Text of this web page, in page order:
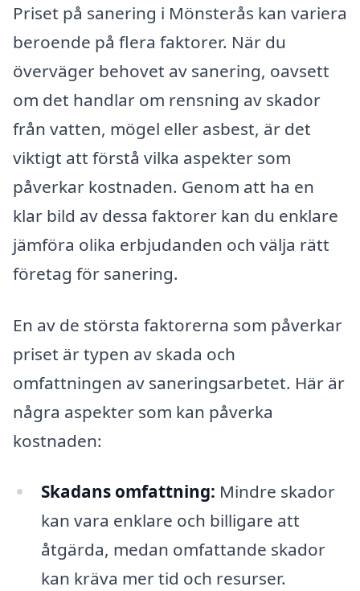
Priset på sanering i Mönsterås kan variera
beroende på flera faktorer. När du
överväger behovet av sanering, oavsett
om det handlar om rensning av skador
från vatten, mögel eller asbest, är det
viktigt att förstå vilka aspekter som
påverkar kostnaden. Genom att ha en
klar bild av dessa faktorer kan du enklare
jämföra olika erbjudanden och välja rätt
företag för sanering.
En av de största faktorerna som påverkar
priset är typen av skada och
omfattningen av saneringsarbetet. Här är
några aspekter som kan påverka
kostnaden:
Skadans omfattning: Mindre skador
kan vara enklare och billigare att
åtgärda, medan omfattande skador
kan kräva mer tid och resurser.